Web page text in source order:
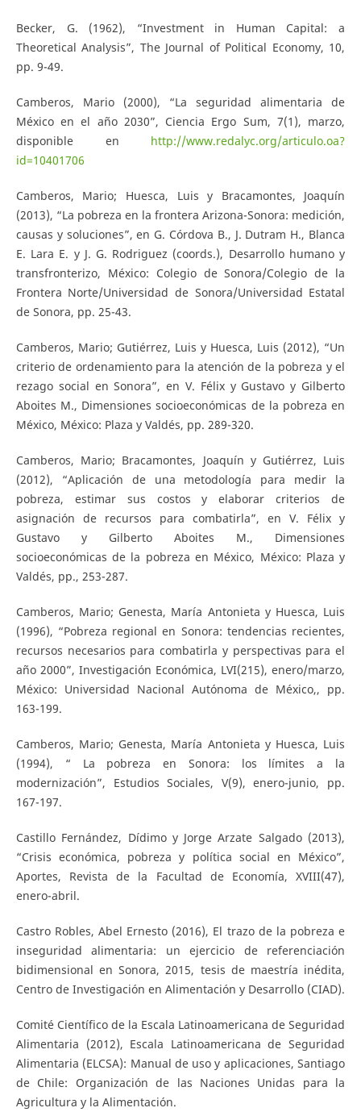
Becker, G. (1962), “Investment in Human Capital: a
Theoretical Analysis”, The Journal of Political Economy, 10,
pp. 9-49.
Camberos, Mario (2000), “La seguridad alimentaria de
México en el año 2030”, Ciencia Ergo Sum, 7(1), marzo,
disponible en http://www.redalyc.org/articulo.oa?
id=10401706
Camberos, Mario; Huesca, Luis y Bracamontes, Joaquín
(2013), “La pobreza en la frontera Arizona-Sonora: medición,
causas y soluciones”, en G. Córdova B., J. Dutram H., Blanca
E. Lara E. y J. G. Rodriguez (coords.), Desarrollo humano y
transfronterizo, México: Colegio de Sonora/Colegio de la
Frontera Norte/Universidad de Sonora/Universidad Estatal
de Sonora, pp. 25-43.
Camberos, Mario; Gutiérrez, Luis y Huesca, Luis (2012), “Un
criterio de ordenamiento para la atención de la pobreza y el
rezago social en Sonora”, en V. Félix y Gustavo y Gilberto
Aboites M., Dimensiones socioeconómicas de la pobreza en
México, México: Plaza y Valdés, pp. 289-320.
Camberos, Mario; Bracamontes, Joaquín y Gutiérrez, Luis
(2012), “Aplicación de una metodología para medir la
pobreza, estimar sus costos y elaborar criterios de
asignación de recursos para combatirla”, en V. Félix y
Gustavo y Gilberto Aboites M., Dimensiones
socioeconómicas de la pobreza en México, México: Plaza y
Valdés, pp., 253-287.
Camberos, Mario; Genesta, María Antonieta y Huesca, Luis
(1996), “Pobreza regional en Sonora: tendencias recientes,
recursos necesarios para combatirla y perspectivas para el
año 2000”, Investigación Económica, LVI(215), enero/marzo,
México: Universidad Nacional Autónoma de México,, pp.
163-199.
Camberos, Mario; Genesta, María Antonieta y Huesca, Luis
(1994), “ La pobreza en Sonora: los límites a la
modernización”, Estudios Sociales, V(9), enero-junio, pp.
167-197.
Castillo Fernández, Dídimo y Jorge Arzate Salgado (2013),
“Crisis económica, pobreza y política social en México”,
Aportes, Revista de la Facultad de Economía, XVIII(47),
enero-abril.
Castro Robles, Abel Ernesto (2016), El trazo de la pobreza e
inseguridad alimentaria: un ejercicio de referenciación
bidimensional en Sonora, 2015, tesis de maestría inédita,
Centro de Investigación en Alimentación y Desarrollo (CIAD).
Comité Científico de la Escala Latinoamericana de Seguridad
Alimentaria (2012), Escala Latinoamericana de Seguridad
Alimentaria (ELCSA): Manual de uso y aplicaciones, Santiago
de Chile: Organización de las Naciones Unidas para la
Agricultura y la Alimentación.